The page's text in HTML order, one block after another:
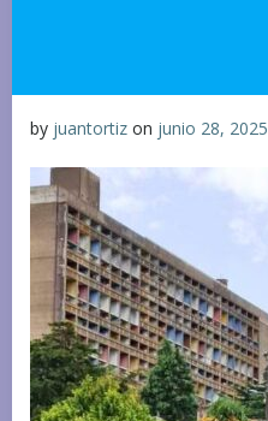
by juantortiz on junio 28, 2025